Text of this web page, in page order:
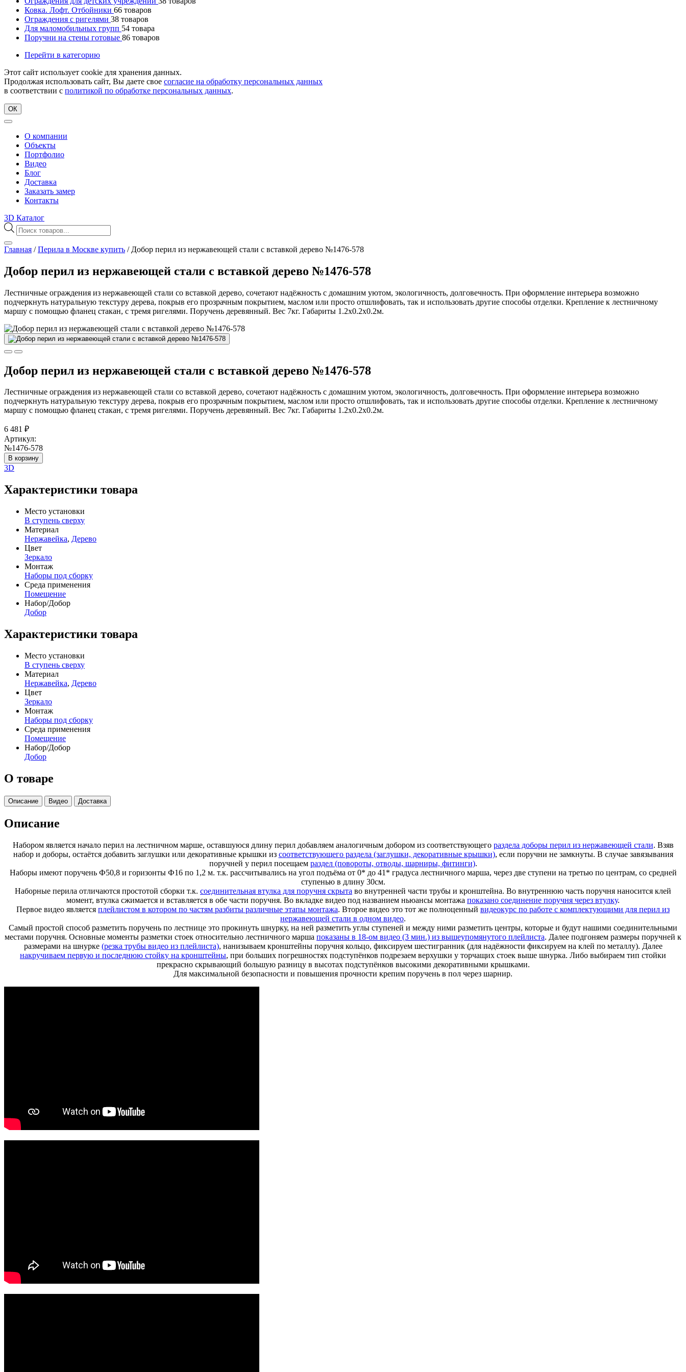
Ковка. Лофт. Отбойники 66 товаров
Ограждения с ригелями 38 товаров
Для маломобильных групп 54 товара
Поручни на стены готовые 86 товаров
Перейти в категорию
Этот сайт использует cookie для хранения данных.
Продолжая использовать сайт, Вы даете свое согласие на обработку персональных данных
в соответствии с политикой по обработке персональных данных.
ОК
О компании
Объекты
Портфолио
Видео
Блог
Доставка
Заказать замер
Контакты
3D Каталог
Поиск
товаров
Главная /Перила в Москве купить / Добор перил из нержавеющей стали с вставкой дерево №1476-578
Добор перил из нержавеющей стали с вставкой дерево №1476-578
Лестничные ограждения из нержавеющей стали со вставкой дерево, сочетают надёжность с домашним уютом, экологичность, долговечность. При оформление интерьера возможно
подчеркнуть натуральную текстуру дерева, покрыв его прозрачным покрытием, маслом или просто отшлифовать, так и использовать другие способы отделки. Крепление к лестничному
маршу с помощью фланец стакан, с тремя ригелями. Поручень деревянный. Вес 7кг. Габариты 1.2х0.2х0.2м.
Добор перил из нержавеющей стали с вставкой дерево №1476-578
Лестничные ограждения из нержавеющей стали со вставкой дерево, сочетают надёжность с домашним уютом, экологичность, долговечность. При оформление интерьера возможно
подчеркнуть натуральную текстуру дерева, покрыв его прозрачным покрытием, маслом или просто отшлифовать, так и использовать другие способы отделки. Крепление к лестничному
маршу с помощью фланец стакан, с тремя ригелями. Поручень деревянный. Вес 7кг. Габариты 1.2х0.2х0.2м.
6 481 ₽
Артикул:
№1476-578
В корзину
3D
Характеристики товара
Место установки
В ступень сверху
Материал
Нержавейка, Дерево
Цвет
Зеркало
Монтаж
Наборы под сборку
Среда применения
Помещение
Набор/Добор
Добор
Характеристики товара
Место установки
В ступень сверху
Материал
Нержавейка, Дерево
Цвет
Зеркало
Монтаж
Наборы под сборку
Среда применения
Помещение
Набор/Добор
Добор
О товаре
Описание Видео Доставка
Описание
Набором является начало перил на лестничном марше, оставшуюся длину перил добавляем аналогичным добором из соответствующего раздела доборы перил из нержавеющей стали. Взяв
набор и доборы, остаётся добавить заглушки или декоративные крышки из соответствующего раздела (заглушки, декоративные крышки), если поручни не замкнуты. В случае завязывания
поручней у перил посещаем раздел (повороты, отводы, шарниры, фитинги).
Наборы имеют поручень Ф50,8 и горизонты Ф16 по 1,2 м. т.к. рассчитывались на угол подъёма от 0* до 41* градуса лестничного марша, через две ступени на третью по центрам, со средней
ступенью в длину 30см.
Наборные перила отличаются простотой сборки т.к. соединительная втулка для поручня скрыта во внутренней части трубы и кронштейна. Во внутреннюю часть поручня наносится клей
момент, втулка сжимается и вставляется в обе части поручня. Во вкладке видео под названием ньюансы монтажа показано соединение поручня через втулку.
Первое видео является плейлистом в котором по частям разбиты различные этапы монтажа. Второе видео это тот же полноценный видеокурс по работе с комплектующими для перил из
нержавеющей стали в одном видео.
Самый простой способ разметить поручень по лестнице это прокинуть шнурку, на ней разметить углы ступеней и между ними разметить центры, которые и будут нашими соединительными
местами поручня. Основные моменты разметки стоек относительно лестничного марша показаны в 18-ом видео (3 мин.) из вышеупомянутого плейлиста. Далее подгоняем размеры поручней к
размерами на шнурке (резка трубы видео из плейлиста), нанизываем кронштейны поручня кольцо, фиксируем шестигранник (для надёжности фиксируем на клей по металлу). Далее
накручиваем первую и последнюю стойку на кронштейны, при больших погрешностях подступёнков подрезаем верхушки у торчащих стоек выше шнурка. Либо выбираем тип стойки
прекрасно скрывающий большую разницу в высотах подступёнков высокими декоративными крышками.
Для максимальной безопасности и повышения прочности крепим поручень в пол через шарнир.